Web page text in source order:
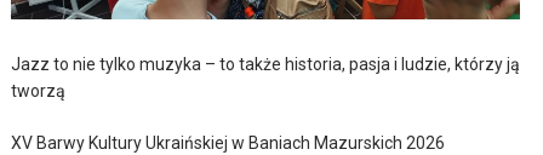
Jazz to nie tylko muzyka – to także historia, pasja i ludzie, którzy ją
tworzą
XV Barwy Kultury Ukraińskiej w Baniach Mazurskich 2026